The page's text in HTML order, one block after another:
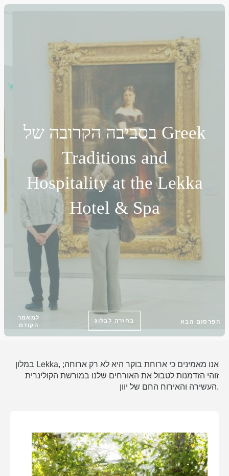
בסביבה הקרובה של Greek
Traditions and
Hospitality at the Lekka
Hotel & Spa
למאמר
הקודם
בחזרה לבלוג הפרסום הבא
במלון Lekka, אנו מאמינים כי ארוחת בוקר היא לא רק ארוחה;
זוהי הזדמנות לטבול את האורחים שלנו במורשת הקולינרית
העשירה והאירוח החם של יוון.